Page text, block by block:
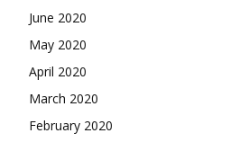
June 2020
May 2020
April 2020
March 2020
February 2020